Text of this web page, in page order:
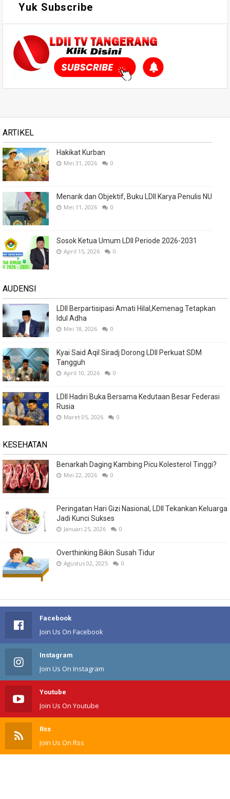
Yuk Subscribe
ARTIKEL
Hakikat Kurban
Mei 31, 2026 0
Menarik dan Objektif, Buku LDII Karya Penulis NU
Mei 11, 2026 0
Sosok Ketua Umum LDII Periode 2026-2031
April 15, 2026 0
AUDENSI
LDII Berpartisipasi Amati Hilal,Kemenag Tetapkan
Idul Adha
Mei 18, 2026 0
Kyai Said Aqil Siradj Dorong LDII Perkuat SDM
Tangguh
April 10, 2026 0
LDII Hadiri Buka Bersama Kedutaan Besar Federasi
Rusia
Maret 05, 2026 0
KESEHATAN
Benarkah Daging Kambing Picu Kolesterol Tinggi?
Mei 22, 2026 0
Peringatan Hari Gizi Nasional, LDII Tekankan Keluarga
Jadi Kunci Sukses
Januari 25, 2026 0
Overthinking Bikin Susah Tidur
Agustus 02, 2025 0
Facebook
Join Us On Facebook
Instagram
Join Us On Instagram
Youtube
Join Us On Youtube
Rss
Join Us On Rss